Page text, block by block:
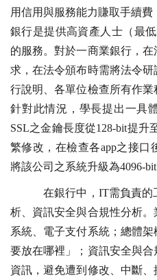
用信用與服務能力賺取手續費
銀行是提供高資產人士（最低
的服務。對於一商業銀行，
求，在法令頒布時需將法令
行說明、各單位檢查所有作業
針對此情況，學長提出一具
SSL之金鑰長度從128-bit提升
繁修改，在檢查各app之接口
將該公司之系統升級為4096-bit
在銀行中，IT需負責的
析、資訊安全與合規性分析
系統、電子支付系統；總體
要放在哪裡」；資訊安全與
資訊，避免遭到修改、中斷